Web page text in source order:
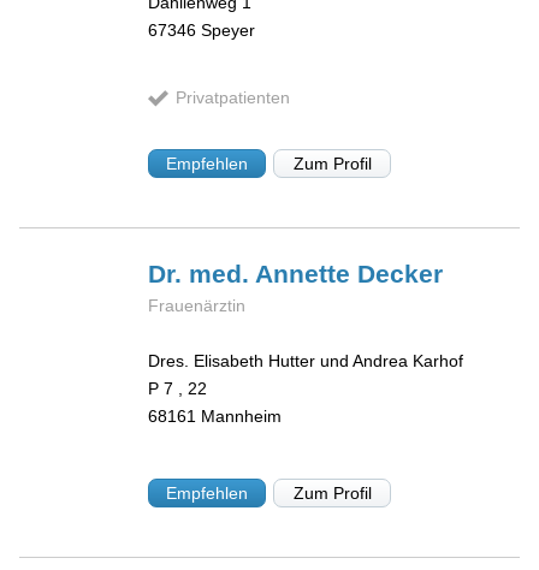
67346 Speyer
Privatpatienten
Empfehlen Zum Profil
Dr. med. Annette Decker
Frauenärztin
Dres. Elisabeth Hutter und Andrea Karhof
P 7 , 22
68161 Mannheim
Empfehlen Zum Profil